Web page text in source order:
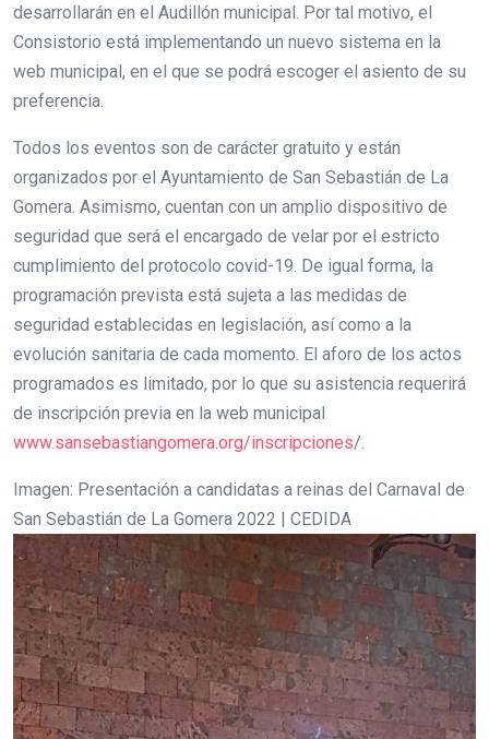
desarrollarán en el Audillón municipal. Por tal motivo, el
Consistorio está implementando un nuevo sistema en la
web municipal, en el que se podrá escoger el asiento de su
preferencia.
Todos los eventos son de carácter gratuito y están
organizados por el Ayuntamiento de San Sebastián de La
Gomera. Asimismo, cuentan con un amplio dispositivo de
seguridad que será el encargado de velar por el estricto
cumplimiento del protocolo covid-19. De igual forma, la
programación prevista está sujeta a las medidas de
seguridad establecidas en legislación, así como a la
evolución sanitaria de cada momento. El aforo de los actos
programados es limitado, por lo que su asistencia requerirá
de inscripción previa en la web municipal
www.sansebastiangomera.org/inscripciones/.
Imagen: Presentación a candidatas a reinas del Carnaval de
San Sebastián de La Gomera 2022 | CEDIDA